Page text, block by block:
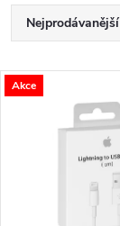
Ř
a
Nejprodávanější
Nejdražší
Abecedně
V
Akce